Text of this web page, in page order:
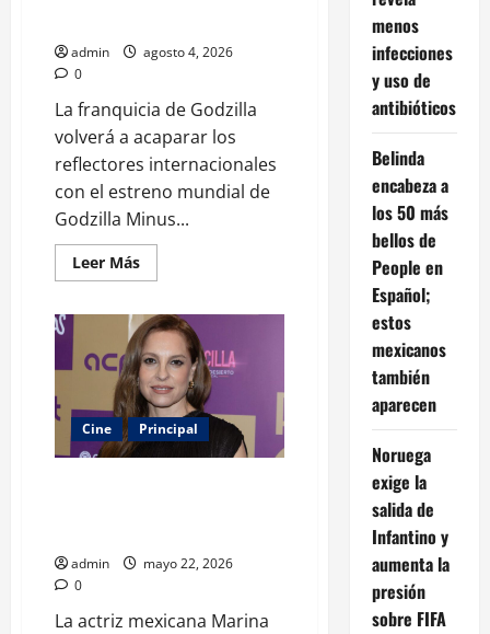
admin
agosto 4, 2026
0
La franquicia de Godzilla
volverá a acaparar los
reflectores internacionales
con el estreno mundial de
Godzilla Minus...
Leer MásLeer
más
Godzilla
Minus
Zero
debutará
en
Nueva
York:
la
esperada
secuela
Cine Principal
admin
mayo 22, 2026
0
La actriz mexicana Marina
menos
infecciones
y uso de
antibióticos
Belinda
encabeza a
los 50 más
bellos de
People en
Español;
estos
mexicanos
también
aparecen
Noruega
exige la
salida de
Infantino y
aumenta la
presión
sobre FIFA